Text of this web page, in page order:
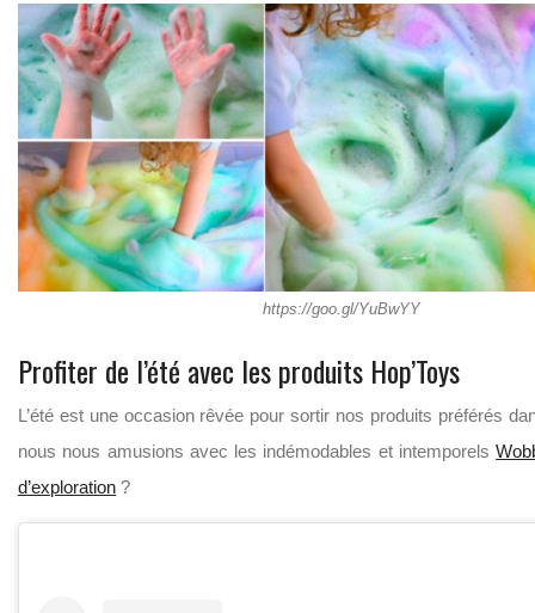
https://goo.gl/YuBwYY
Profiter de l’été avec les produits Hop’Toys
L’été est une occasion rêvée pour sortir nos produits préférés
nous nous amusions avec les indémodables et intemporels
d’exploration ?